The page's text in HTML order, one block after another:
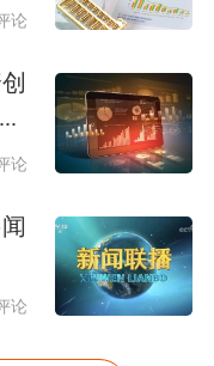
论
论
论